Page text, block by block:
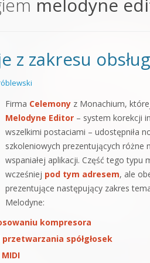
od podstaw
5 Kompendium
melodyne
z zakresu
Firma Celemony z Monachium,
Melodyne Editor – system korekcji
wszelkimi postaciami – udostępniła
szkoleniowych prezentujących różne
wspaniałej aplikacji. Część tego typu
wcześniej pod tym adresem, ale
prezentujące następujący zakres
Melodyne:
kompresora
spółgłosek